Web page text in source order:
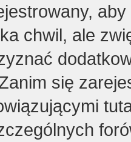
chwil, ale
się